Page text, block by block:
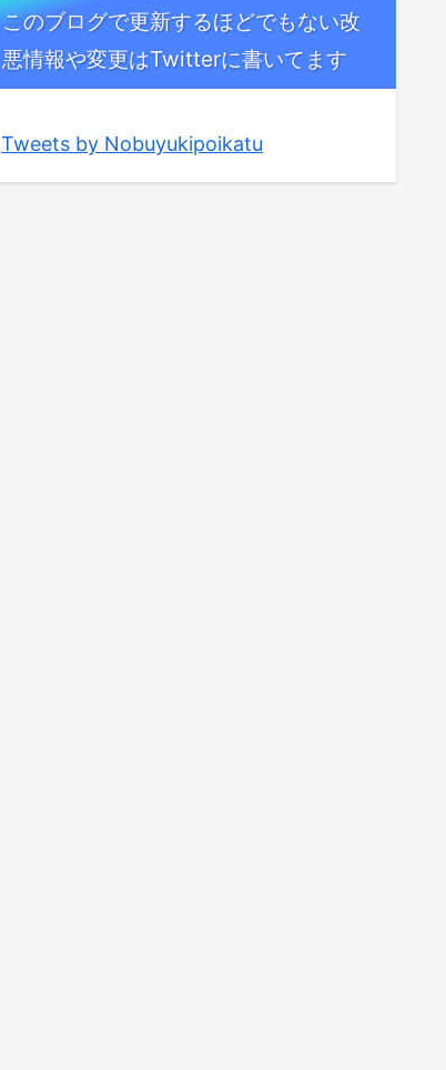
このブログで更新するほどでもない改
悪情報や変更はTwitterに書いてます
Tweets by Nobuyukipoikatu